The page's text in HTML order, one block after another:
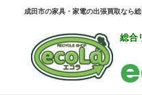
成田市の家具・家電の出張買取なら
総合